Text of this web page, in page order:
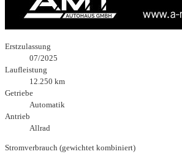
Erstzulassung
07/2025
Laufleistung
12.250 km
Getriebe
Automatik
Antrieb
Allrad
Stromverbrauch (gewichtet kombiniert)